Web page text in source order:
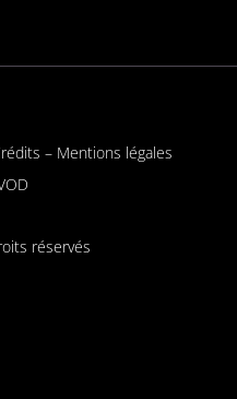
– Mentions légales
réservés